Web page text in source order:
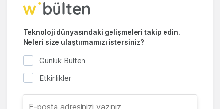
Teknoloji dünyasındaki gelişmeleri takip edin.
Neleri size ulaştırmamızı istersiniz?
Günlük Bülten
Etkinlikler